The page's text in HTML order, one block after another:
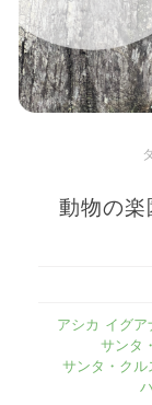
動物の
アシカ イグア
サンタ
サンタ・クル